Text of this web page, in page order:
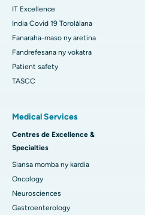
IT Excellence
India Covid 19 Torolàlana
Fanaraha-maso ny aretina
Fandrefesana ny vokatra
Patient safety
TASCC
Medical Services
Centres de Excellence &
Specialties
Siansa momba ny kardia
Oncology
Neurosciences
Gastroenterology